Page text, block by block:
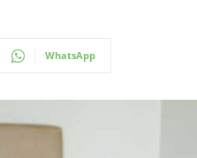
WhatsApp